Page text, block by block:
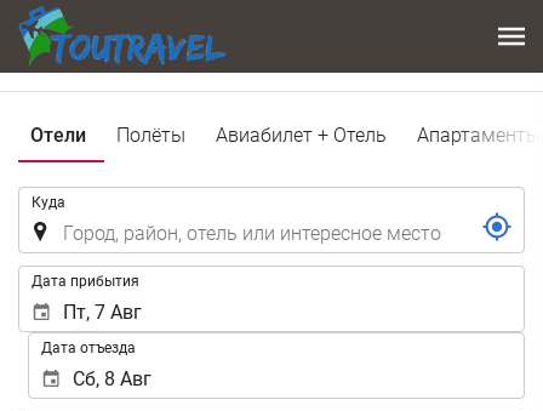
Отели Полёты Авиабилет + Отель Апартаменты
Куда
Дата прибытия
Дата отъезда